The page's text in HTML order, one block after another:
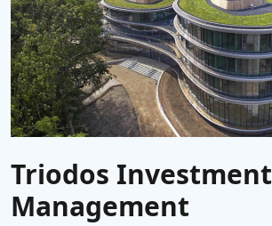
Triodos Investment
Management